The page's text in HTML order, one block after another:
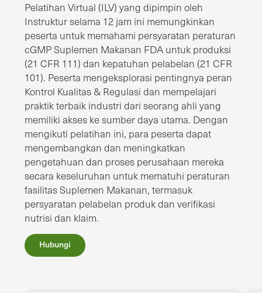
Pelatihan Virtual (ILV) yang dipimpin oleh
Instruktur selama 12 jam ini memungkinkan
peserta untuk memahami persyaratan peraturan
cGMP Suplemen Makanan FDA untuk produksi
(21 CFR 111) dan kepatuhan pelabelan (21 CFR
101). Peserta mengeksplorasi pentingnya peran
Kontrol Kualitas & Regulasi dan mempelajari
praktik terbaik industri dari seorang ahli yang
memiliki akses ke sumber daya utama. Dengan
mengikuti pelatihan ini, para peserta dapat
mengembangkan dan meningkatkan
pengetahuan dan proses perusahaan mereka
secara keseluruhan untuk mematuhi peraturan
fasilitas Suplemen Makanan, termasuk
persyaratan pelabelan produk dan verifikasi
nutrisi dan klaim.
Hubungi